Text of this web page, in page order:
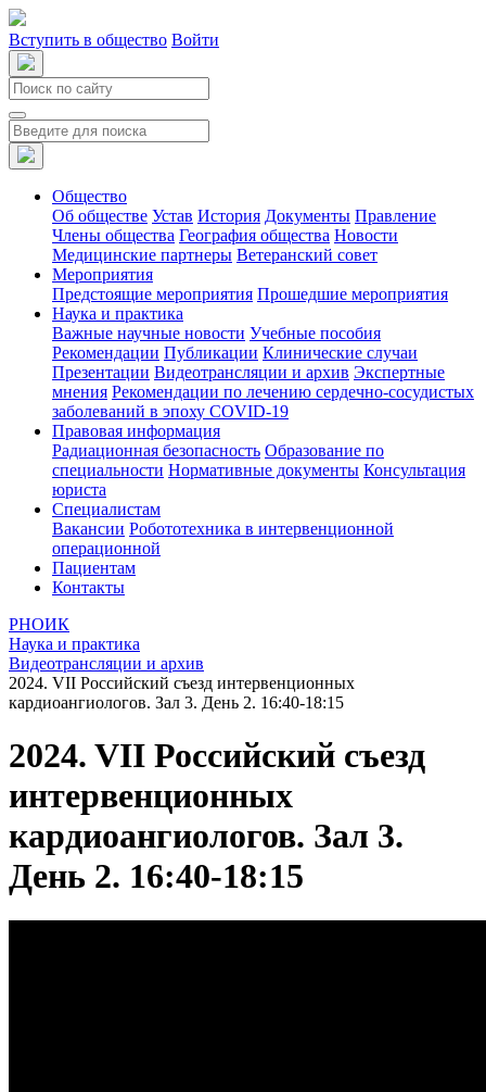
Вступить в общество Войти
Общество
Об обществе Устав История Документы Правление
Члены общества География общества Новости
Медицинские партнеры Ветеранский совет
Мероприятия
Предстоящие мероприятия Прошедшие мероприятия
Наука и практика
Важные научные новости Учебные пособия
Рекомендации Публикации Клинические случаи
Презентации Видеотрансляции и архив Экспертные
мнения Рекомендации по лечению сердечно-сосудистых
заболеваний в эпоху COVID-19
Правовая информация
Радиационная безопасность Образование по
специальности Нормативные документы Консультация
юриста
Специалистам
Вакансии Робототехника в интервенционной
операционной
Пациентам
Контакты
РНОИК
Наука и практика
Видеотрансляции и архив
2024. VII Российский съезд интервенционных
кардиоангиологов. Зал 3. День 2. 16:40-18:15
2024. VII Российский съезд
интервенционных
кардиоангиологов. Зал 3.
День 2. 16:40-18:15